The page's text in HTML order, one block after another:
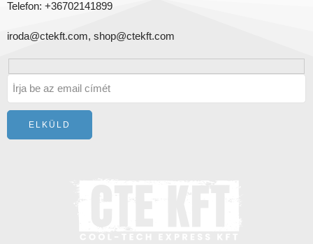
Telefon: +36702141899
iroda@ctekft.com, shop@ctekft.com